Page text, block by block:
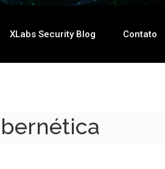
XLabs Security Blog Contato